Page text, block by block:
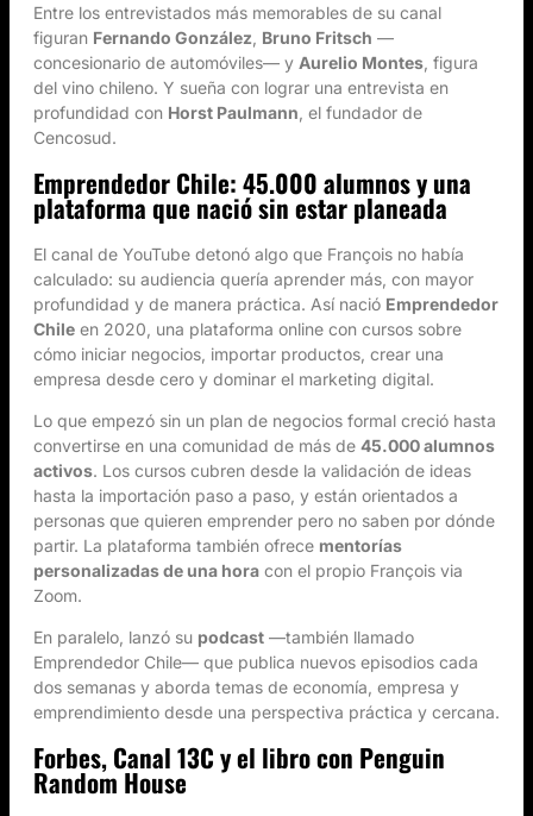
Entre los entrevistados más memorables de su canal
figuran Fernando González Bruno Fritsch —
concesionario de automóviles— y Aurelio Montes , figura
del vino chileno. Y sueña con lograr una entrevista en
profundidad con Horst Paulmann , el fundador de
Cencosud.
Emprendedor Chile: 45.000 alumnos y una
plataforma que nació sin estar planeada
El canal de YouTube detonó algo que François no había
calculado: su audiencia quería aprender más, con mayor
profundidad y de manera práctica. Así nació Emprendedor
Chile en 2020, una plataforma online con cursos sobre
cómo iniciar negocios, importar productos, crear una
empresa desde cero y dominar el marketing digital.
Lo que empezó sin un plan de negocios formal creció hasta
convertirse en una comunidad de más de 45.000 alumnos
activos. Los cursos cubren desde la validación de ideas
hasta la importación paso a paso, y están orientados a
personas que quieren emprender pero no saben por dónde
partir. La plataforma también ofrece mentorías
personalizadas de una hora con el propio François via
Zoom.
En paralelo, lanzó su podcast —también llamado
Emprendedor Chile— que publica nuevos episodios cada
dos semanas y aborda temas de economía, empresa y
emprendimiento desde una perspectiva práctica y cercana.
Forbes, Canal 13C y el libro con Penguin
Random House